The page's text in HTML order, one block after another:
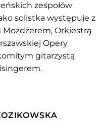
zespołów
solistka występuje z
Orkiestrą
Opery
gitarzystą